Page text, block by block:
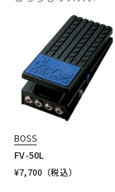
BOSS
FV-50L
¥7,700 （税込）